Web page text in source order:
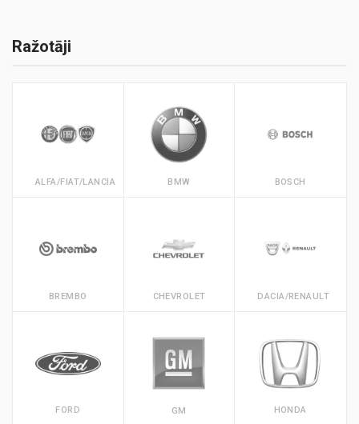
Ražotāji
ALFA/FIAT/LANCIA BMW BOSCH
BREMBO CHEVROLET DACIA/RENAULT
FORD GM HONDA